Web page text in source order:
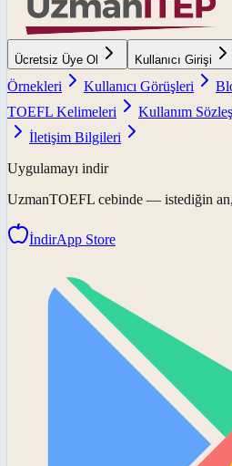
Ücretsiz Üye Ol Kullanıcı Girişi
Örnekleri
Kullanıcı Görüşleri
TOEFL Kelimeleri
Kullanım
İletişim Bilgileri
Uygulamayı indir
UzmanTOEFL cebinde — istediğin
İndirApp Store